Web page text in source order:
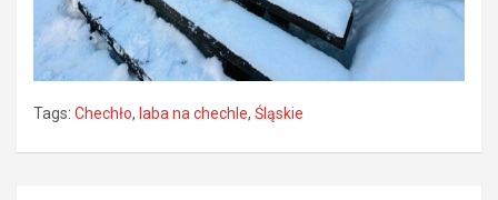
Tags: Chechło, laba na chechle, Śląskie